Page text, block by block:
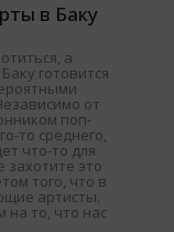
в Баку
а
готовится
от
поп-
то среднего,
что-то для
захотите это
того, что в
артисты.
на то, что нас